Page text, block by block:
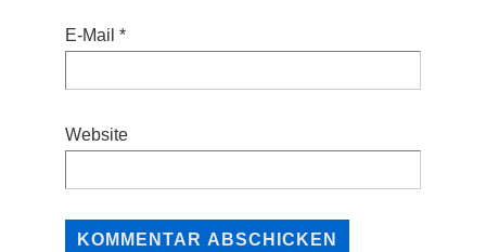
E-Mail *
Website